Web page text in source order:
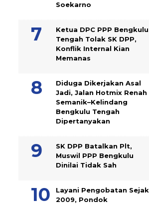
Soekarno
Ketua DPC PPP Bengkulu
Tengah Tolak SK DPP,
Konflik Internal Kian
Memanas
Diduga Dikerjakan Asal
Jadi, Jalan Hotmix Renah
Semanik–Kelindang
Bengkulu Tengah
Dipertanyakan
SK DPP Batalkan Plt,
Muswil PPP Bengkulu
Dinilai Tidak Sah
Layani Pengobatan Sejak
2009, Pondok